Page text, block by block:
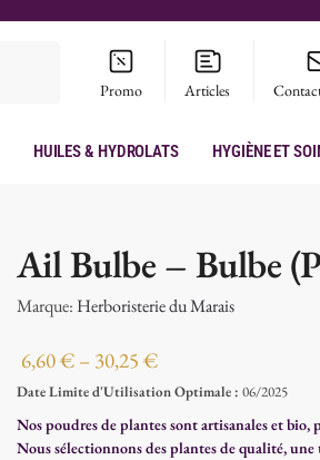
Promo Articles
Huiles & hydrolats Hygiène et
Ail Bulbe – Bulbe
Marque: Herboristerie du Marais
6,60€– 30,25€
Date Limite d'Utilisation Optimale : 06/2025
Nos poudres de plantes sont artisanales et bio,
Nous sélectionnons des plantes de qualité,